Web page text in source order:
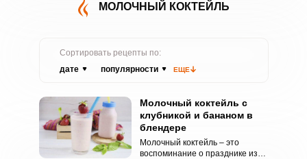
МОЛОЧНЫЙ КОКТЕЙЛЬ
Сортировать рецепты по:
дате
популярности ЕЩЕ
Молочный коктейль с
клубникой и бананом в
блендере
Молочный коктейль – это
воспоминание о празднике из